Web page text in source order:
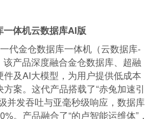
一体机云数据库AI版
代金仓数据库一体机（云数据库-
产品深度融合金仓数据库、超融
及AI大模型，为用户提供低成本
案。这代产品搭载了“赤兔加速引
并发吞吐与亚毫秒级响应，数据库
。产品融合了“的卢智能运维体”，